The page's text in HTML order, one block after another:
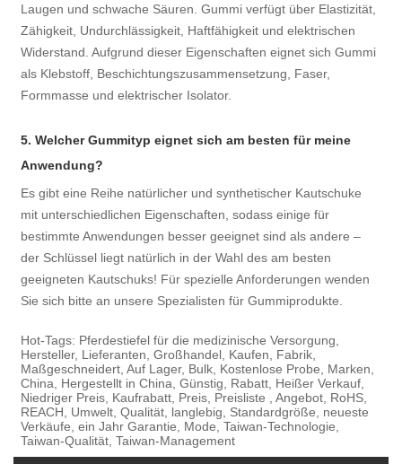
Laugen und schwache Säuren. Gummi verfügt über Elastizität,
Zähigkeit, Undurchlässigkeit, Haftfähigkeit und elektrischen
Widerstand. Aufgrund dieser Eigenschaften eignet sich Gummi
als Klebstoff, Beschichtungszusammensetzung, Faser,
Formmasse und elektrischer Isolator.
5. Welcher Gummityp eignet sich am besten für meine
Anwendung?
Es gibt eine Reihe natürlicher und synthetischer Kautschuke
mit unterschiedlichen Eigenschaften, sodass einige für
bestimmte Anwendungen besser geeignet sind als andere –
der Schlüssel liegt natürlich in der Wahl des am besten
geeigneten Kautschuks! Für spezielle Anforderungen wenden
Sie sich bitte an unsere Spezialisten für Gummiprodukte.
Hot-Tags: Pferdestiefel für die medizinische Versorgung,
Hersteller, Lieferanten, Großhandel, Kaufen, Fabrik,
Maßgeschneidert, Auf Lager, Bulk, Kostenlose Probe, Marken,
China, Hergestellt in China, Günstig, Rabatt, Heißer Verkauf,
Niedriger Preis, Kaufrabatt, Preis, Preisliste , Angebot, RoHS,
REACH, Umwelt, Qualität, langlebig, Standardgröße, neueste
Verkäufe, ein Jahr Garantie, Mode, Taiwan-Technologie,
Taiwan-Qualität, Taiwan-Management